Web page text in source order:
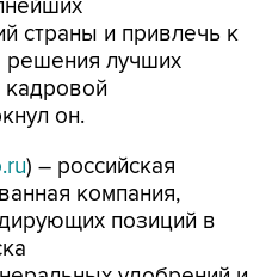
страны и привлечь к
лучших
кадровой
он.
) – российская
компания,
позиций в